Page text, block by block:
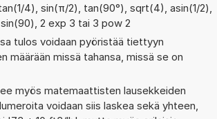
4), sin(π/2), tan(90°), sqrt(4), asin(1/2),
2 exp 3 tai 3 pow 2
tulos voidaan pyöristää tiettyyn
määrään missä tahansa, missä se on
myös matemaattisten lausekkeiden
voidaan siis laskea sekä yhteen,